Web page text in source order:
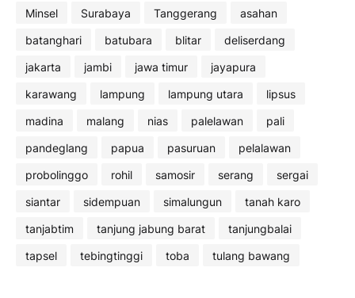
Minsel
Surabaya Tanggerang
asahan
batanghari
batubara blitar
deliserdang
jakarta
jambi jawa timur
jayapura
karawang
lampung lampung utara
lipsus
madina
malang nias palelawan
pali
pandeglang
papua pasuruan
pelalawan
probolinggo
rohil samosir serang
sergai
siantar
sidempuan simalungun
tanah karo
tanjabtim
tanjung jabung barat
tanjungbalai
tapsel
tebingtinggi toba tulang bawang